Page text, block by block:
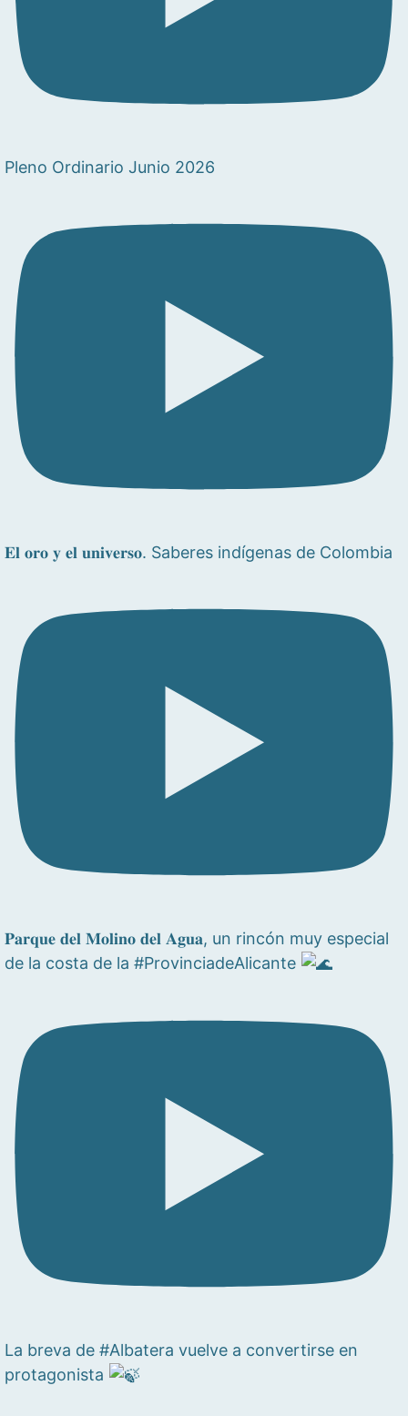
Pleno Ordinario Junio 2026
𝐄𝐥 𝐨𝐫𝐨 𝐲 𝐞𝐥 𝐮𝐧𝐢𝐯𝐞𝐫𝐬𝐨. Saberes indígenas de Colombia
𝐏𝐚𝐫𝐪𝐮𝐞 𝐝𝐞𝐥 𝐌𝐨𝐥𝐢𝐧𝐨 𝐝𝐞𝐥 𝐀𝐠𝐮𝐚, un rincón muy especial
de la costa de la #ProvinciadeAlicante
La breva de #Albatera vuelve a convertirse en
protagonista